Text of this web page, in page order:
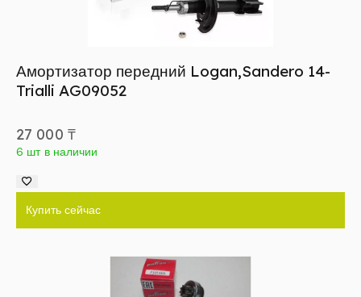
Амортизатор передний Logan,Sandero 14-
Trialli AG09052
27 000 ₸
6 шт в наличии
Купить сейчас